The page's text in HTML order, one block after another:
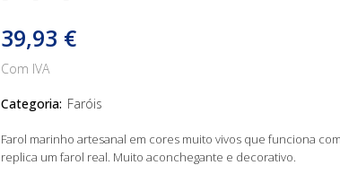
39,93 €
Com IVA
Categoria: Faróis
Farol marinho artesanal em cores muito vivos que funciona
replica um farol real. Muito aconchegante e decorativo.